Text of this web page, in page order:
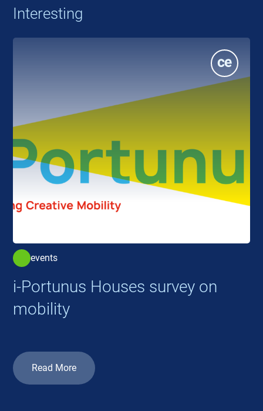
Interesting
events
i-Portunus Houses survey on
mobility
Read More